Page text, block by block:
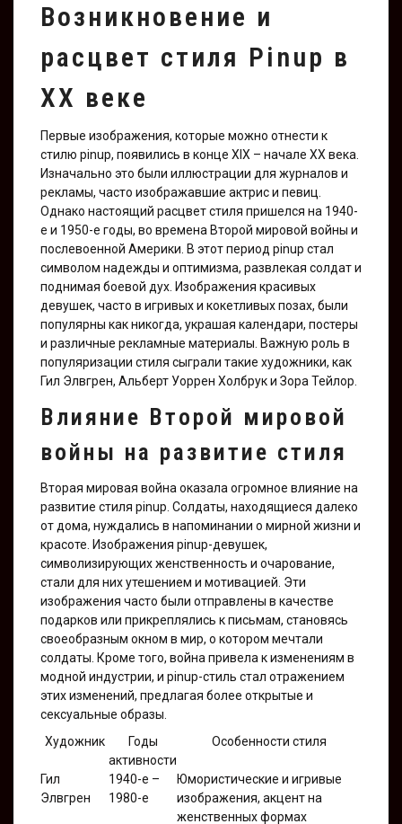
Возникновение и
расцвет стиля Pinup в
XX веке
Первые изображения, которые можно отнести к
стилю pinup, появились в конце XIX – начале XX века.
Изначально это были иллюстрации для журналов и
рекламы, часто изображавшие актрис и певиц.
Однако настоящий расцвет стиля пришелся на 1940-
е и 1950-е годы, во времена Второй мировой войны и
послевоенной Америки. В этот период pinup стал
символом надежды и оптимизма, развлекая солдат и
поднимая боевой дух. Изображения красивых
девушек, часто в игривых и кокетливых позах, были
популярны как никогда, украшая календари, постеры
и различные рекламные материалы. Важную роль в
популяризации стиля сыграли такие художники, как
Гил Элвгрен, Альберт Уоррен Холбрук и Зора Тейлор.
Влияние Второй мировой
войны на развитие стиля
Вторая мировая война оказала огромное влияние на
развитие стиля pinup. Солдаты, находящиеся далеко
от дома, нуждались в напоминании о мирной жизни и
красоте. Изображения pinup-девушек,
символизирующих женственность и очарование,
стали для них утешением и мотивацией. Эти
изображения часто были отправлены в качестве
подарков или прикреплялись к письмам, становясь
своеобразным окном в мир, о котором мечтали
солдаты. Кроме того, война привела к изменениям в
модной индустрии, и pinup-стиль стал отражением
этих изменений, предлагая более открытые и
сексуальные образы.
Художник
Годы
активности
Особенности стиля
Гил
Элвгрен
1940-е –
1980-е
Юмористические и игривые
изображения, акцент на
женственных формах